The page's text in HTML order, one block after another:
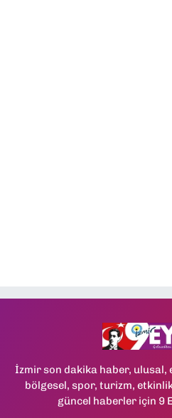
İzmir son dakika haber, ulusal,
bölgesel, spor, turizm,
güncel haberler için 9